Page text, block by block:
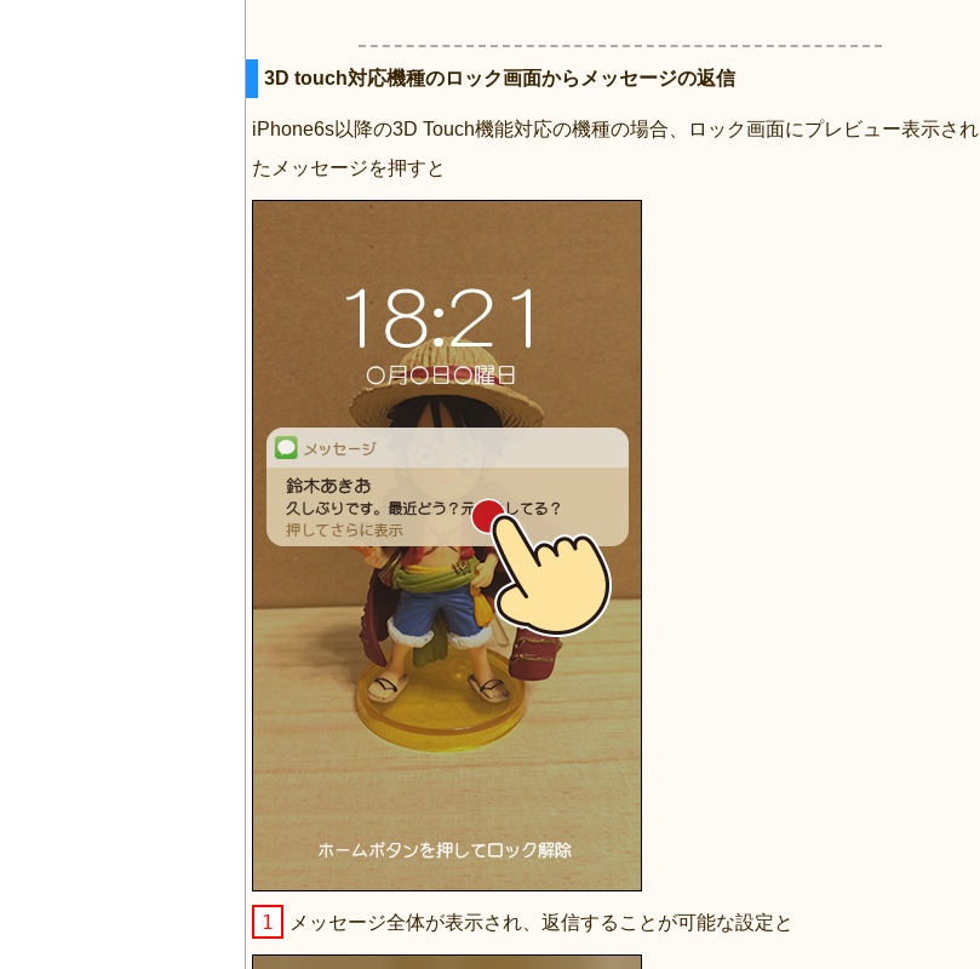
3D touch対応機種のロック画面からメッセージの返信
iPhone6s以降の3D Touch機能対応の機種の場合、ロック画面にプレビュー表示され
たメッセージを押すと
1 メッセージ全体が表示され、返信することが可能な設定と